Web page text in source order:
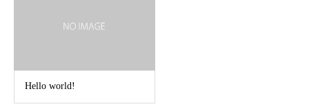
Hello world!